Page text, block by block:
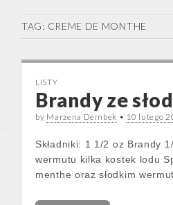
TAG: CREME DE MONTHE
LISTY
Brandy ze
by Marzena Dembek • 10 lutego
Składniki: 1 1/2 oz Brandy
wermutu kilka kostek lodu
menthe oraz słodkim